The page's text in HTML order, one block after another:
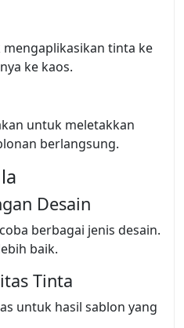
tinta ke
ke kaos.
untuk meletakkan
berlangsung.
Desain
berbagai jenis desain.
baik.
Tinta
untuk hasil sablon yang